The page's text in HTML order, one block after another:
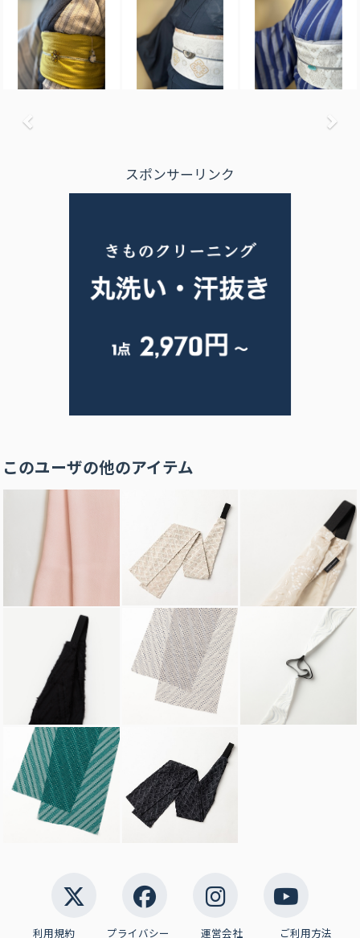
スポンサーリンク
このユーザの他のアイテム
利用規約 プライバシー 運営会社 ご利用方法